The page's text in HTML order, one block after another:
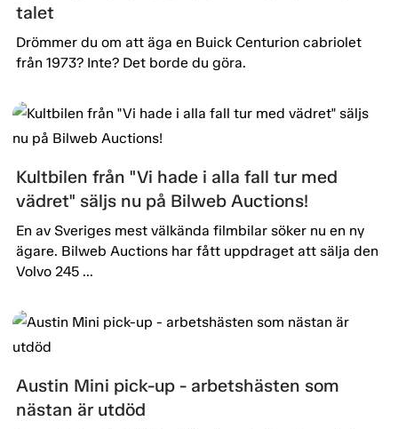
talet
Drömmer du om att äga en Buick Centurion cabriolet
från 1973? Inte? Det borde du göra.
Kultbilen från "Vi hade i alla fall tur med
vädret" säljs nu på Bilweb Auctions!
En av Sveriges mest välkända filmbilar söker nu en ny
ägare. Bilweb Auctions har fått uppdraget att sälja den
Volvo 245 ...
Austin Mini pick-up - arbetshästen som
nästan är utdöd